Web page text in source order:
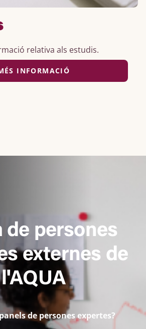
relativa als estudis.
INFORMACIÓ
de persones
externes de
l'AQUA
de persones expertes?